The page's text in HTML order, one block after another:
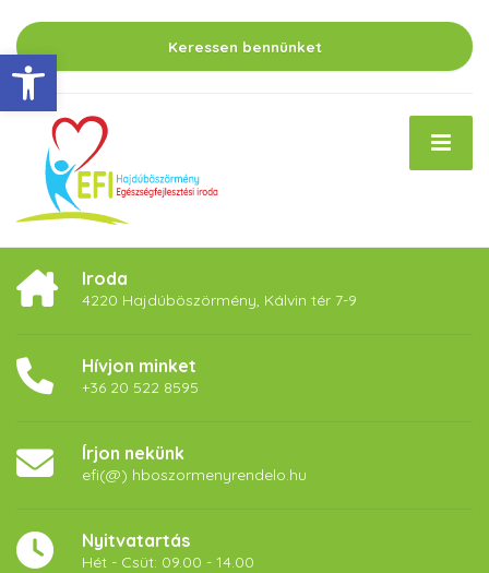
Eszköztár megnyitása
Keressen bennünket
Iroda
4220 Hajdúböszörmény, Kálvin tér 7-9
Hívjon minket
+36 20 522 8595
Írjon nekünk
efi(@) hboszormenyrendelo.hu
Nyitvatartás
Hét - Csüt: 09.00 - 14.00